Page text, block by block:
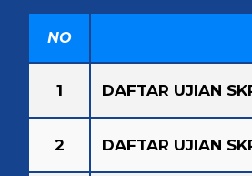
NO
1 DAFTAR UJIAN
2 DAFTAR UJIAN